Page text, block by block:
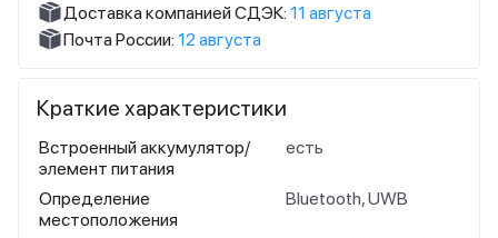
Доставка компанией СДЭК: 11 августа
Почта России: 12 августа
Краткие характеристики
Встроенный аккумулятор/
элемент питания
есть
Определение
местоположения
Bluetooth, UWB